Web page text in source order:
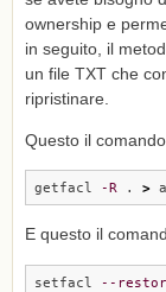
ownership e
in seguito, il
un file TXT che
ripristinare.
Questo il
getfacl -R . >
E questo il
setfacl --